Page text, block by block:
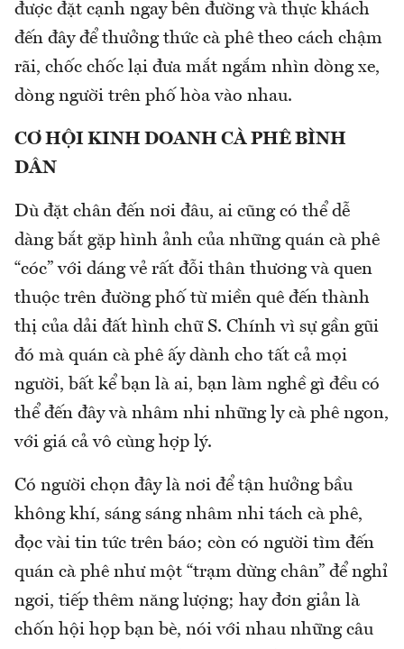
được đặt cạnh ngay bên đường và thực khách
đến đây để thưởng thức cà phê theo cách chậm
rãi, chốc chốc lại đưa mắt ngắm nhìn dòng xe,
dòng người trên phố hòa vào nhau.
CƠ HỘI KINH DOANH CÀ PHÊ BÌNH
DÂN
Dù đặt chân đến nơi đâu, ai cũng có thể dễ
dàng bắt gặp hình ảnh của những quán cà phê
“cóc” với dáng vẻ rất đỗi thân thương và quen
thuộc trên đường phố từ miền quê đến thành
thị của dải đất hình chữ S. Chính vì sự gần gũi
đó mà quán cà phê ấy dành cho tất cả mọi
người, bất kể bạn là ai, bạn làm nghề gì đều có
thể đến đây và nhâm nhi những ly cà phê ngon,
với giá cả vô cùng hợp lý.
Có người chọn đây là nơi để tận hưởng bầu
không khí, sáng sáng nhâm nhi tách cà phê,
đọc vài tin tức trên báo; còn có người tìm đến
quán cà phê như một “trạm dừng chân” để nghỉ
ngơi, tiếp thêm năng lượng; hay đơn giản là
chốn hội họp bạn bè, nói với nhau những câu